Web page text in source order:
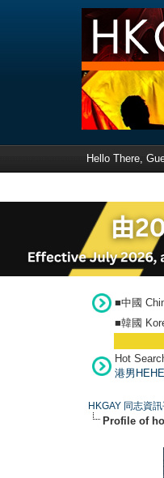
Hello There,
■中國
■韓國
Hot
港男
HKGAY 同志資
Profile of